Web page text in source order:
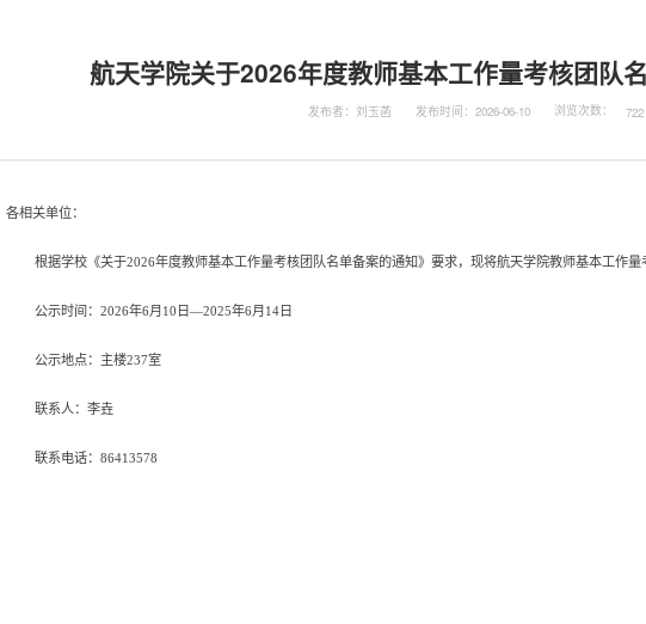
航天学院关于2026年度教师基本工作量考核团队
发布者：刘玉菡 发布时间：2026-06-10 浏览次数： 722
各相关单位：
根据学校《关于2026年度教师基本工作量考核团队名单备案的通知》要求，现将航天学院教师基本工作量
公示时间：2026年6月 10 日—2025年6月 14日
公示地点：主楼237室
联系人：李垚
联系电话：86413578